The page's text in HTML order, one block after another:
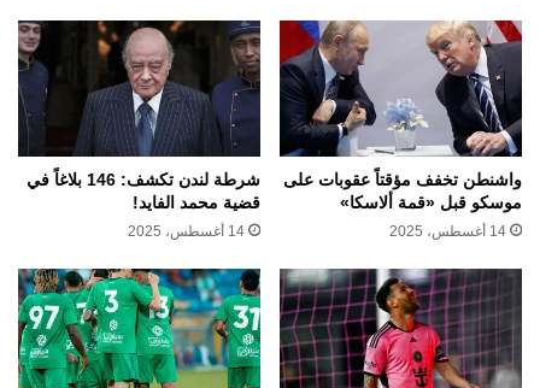
واشنطن تخفف مؤقتاً عقوبات على
موسكو قبل «قمة ألاسكا»
14 أغسطس، 2025
شرطة لندن تكشف: 146 بلاغاً في
قضية محمد الفايد!
14 أغسطس، 2025